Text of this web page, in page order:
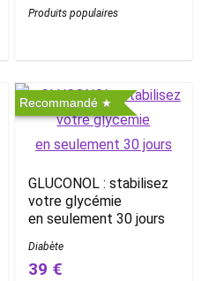
Produits populaires
Recommandé
GLUCONOL : stabilisez
votre glycémie
en seulement 30 jours
Diabète
39 €